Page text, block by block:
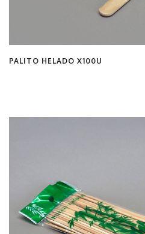
PALITO HELADO X100U